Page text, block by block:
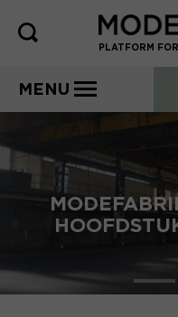
PLATFORM
MENU